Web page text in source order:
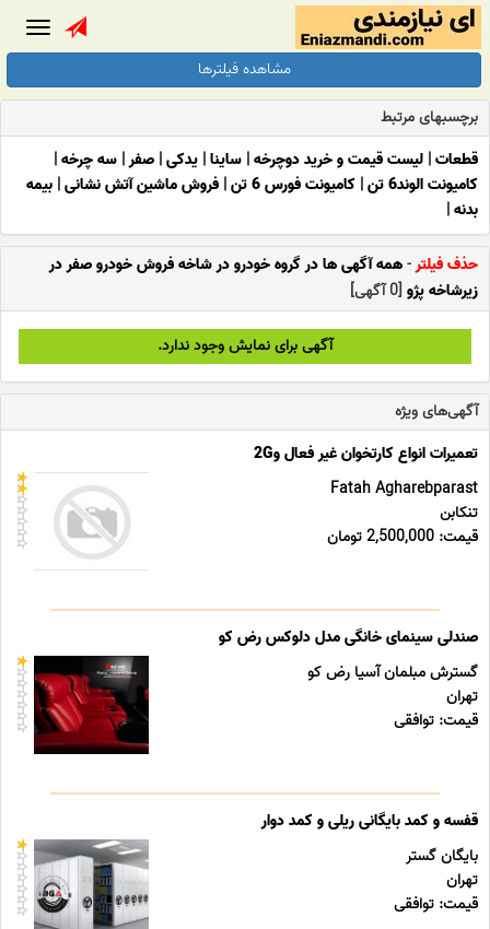
مشاهده فیلترها
برچسبهای مرتبط
قطعات| لیست قیمت و خرید دوچرخه| ساینا| یدکی| صفر| سه چرخه|
کامیونت الوند6 تن
| کامیونت فورس 6 تن | فروش ماشین آتش نشانی| بیمه
بدنه|
حذف فیلتر-همه آگهی ها در گروه خودرو در شاخه فروش خودرو صفر در
زیرشاخه پژو [0 آگهی]
آگهی برای نمایش وجود ندارد.
آگهی‌های ویژه
تعمیرات انواع کارتخوان غیر فعال و2G
Fatah Agharebparast
تنکابن
قیمت: 2,500,000 تومان
صندلی سینمای خانگی مدل دلوکس رض کو
گسترش مبلمان آسیا رض کو
تهران
قیمت: توافقی
قفسه و کمد بایگانی ریلی و کمد دوار
بایگان گستر
تهران
قیمت: توافقی